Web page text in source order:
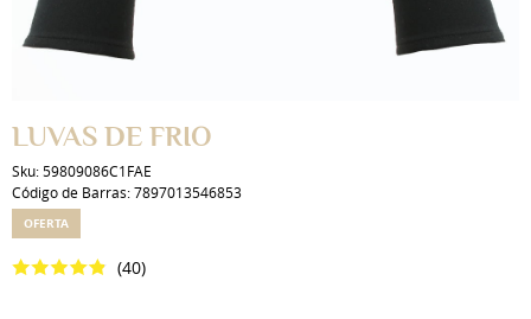
LUVAS DE FRIO
Sku:59809086C1FAE
Código de Barras:7897013546853
OFERTA
(40)